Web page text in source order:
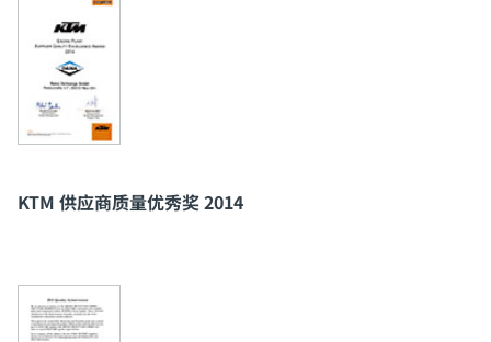
KTM 供应商质量优秀奖 2014